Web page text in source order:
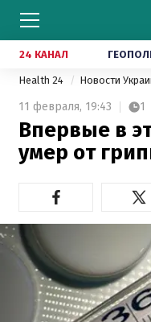
24 КАНАЛ
Health 24 Новости
11 февраля, 19:43 1
Впервые в
умер от